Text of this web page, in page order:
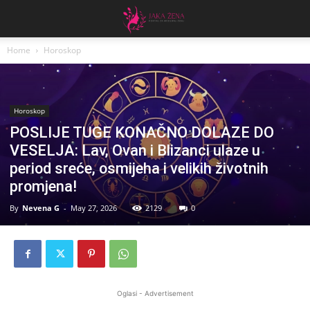
Home Horoskop
Horoskop
POSLIJE TUGE KONAČNO DOLAZE DO
VESELJA: Lav, Ovan i Blizanci ulaze u
period sreće, osmijeha i velikih životnih
promjena!
By Nevena G - May 27, 2026 2129 0
Oglasi - Advertisement